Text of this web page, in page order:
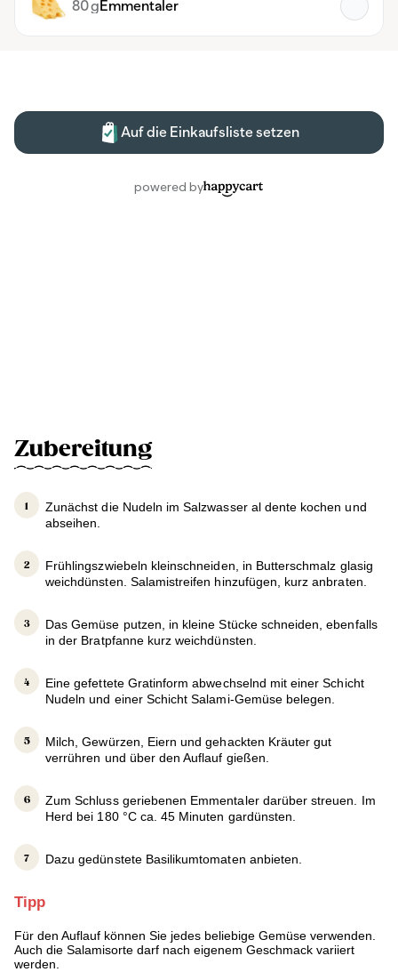
Zubereitung
Zunächst die Nudeln im Salzwasser al dente kochen und
abseihen.
Frühlingszwiebeln kleinschneiden, in Butterschmalz glasig
weichdünsten. Salamistreifen hinzufügen, kurz anbraten.
Das Gemüse putzen, in kleine Stücke schneiden, ebenfalls
in der Bratpfanne kurz weichdünsten.
Eine gefettete Gratinform abwechselnd mit einer Schicht
Nudeln und einer Schicht Salami-Gemüse belegen.
Milch, Gewürzen, Eiern und gehackten Kräuter gut
verrühren und über den Auflauf gießen.
Zum Schluss geriebenen Emmentaler darüber streuen. Im
Herd bei 180 °C ca. 45 Minuten gardünsten.
Dazu gedünstete Basilikumtomaten anbieten.
Tipp
Für den Auflauf können Sie jedes beliebige Gemüse verwenden.
Auch die Salamisorte darf nach eigenem Geschmack variiert
werden.